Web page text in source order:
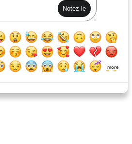
poulet farci aux courgettes
more